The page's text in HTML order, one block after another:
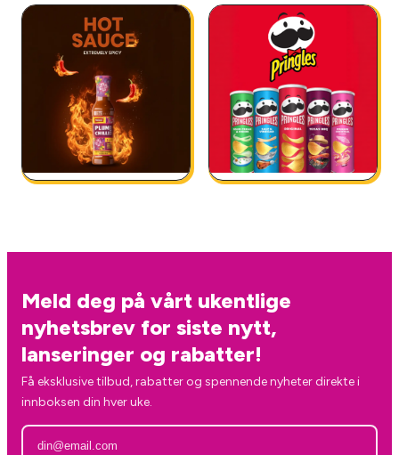
Meld deg på vårt ukentlige
nyhetsbrev for siste nytt,
lanseringer og rabatter!
Få eksklusive tilbud, rabatter og spennende nyheter direkte i
innboksen din hver uke.